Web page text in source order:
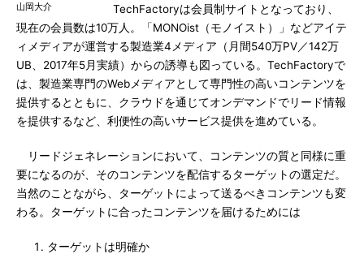
山岡大介
TechFactoryは会員制サイトとなっており、
現在の会員数は10万人。「MONOist（モノイスト）」などアイテ
ィメディアが運営する製造業4メディア（月間540万PV／142万
UB、2017年5月実績）からの誘導も図っている。TechFactoryで
は、製造業専門のWebメディアとして専門性の高いコンテンツを
提供するとともに、クラウドを通じてオンデマンドでリード情報
を提供するなど、利便性の高いサービス提供を進めている。
リードジェネレーションにおいて、コンテンツの質と同様に重
要になるのが、そのコンテンツを配信するターゲットの選定だ。
当然のことながら、ターゲットによって送るべきコンテンツも変
わる。ターゲットに合ったコンテンツを届けるためには
ターゲットは明確か